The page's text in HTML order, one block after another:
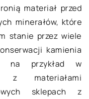
materiał przed
minerałów, które
stanie przez wiele
kamienia
na przykład w
z materiałami
sklepach z